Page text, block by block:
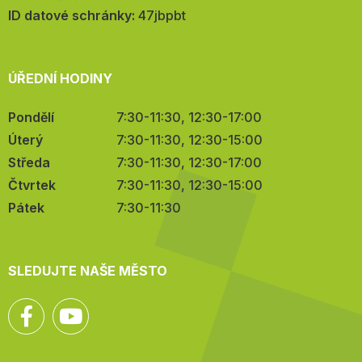
mail:
ID datové schránky: 47jbpbt
ÚŘEDNÍ HODINY
Pondělí
7:30-11:30, 12:30-17:00
Úterý
7:30-11:30, 12:30-15:00
Středa
7:30-11:30, 12:30-17:00
Čtvrtek
7:30-11:30, 12:30-15:00
Pátek
7:30-11:30
SLEDUJTE NAŠE MĚSTO
Facebook